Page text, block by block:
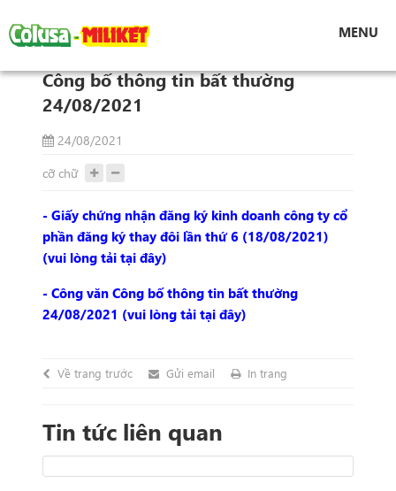
MENU
Công bố thông tin bất thường 24/08/2021
Công bố thông tin bất thường
24/08/2021
24/08/2021
cỡ chữ
- Giấy chứng nhận đăng ký kinh doanh công ty cổ
phần đăng ký thay đôi lần thứ 6 (18/08/2021)
(vui lòng tải tại đây)
- Công văn Công bố thông tin bất thường
24/08/2021 (vui lòng tải tại đây)
Về trang trước Gửi email In trang
Tin tức liên quan